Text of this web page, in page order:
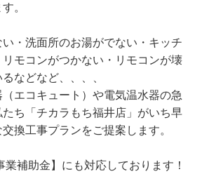
。
・洗面所のお湯がでない・キッチ
モコンがつかない・リモコンが壊
などなど、、、、
エコキュート）や電気温水器の急
ち「チカラもち福井店」がいち早
換工事プランをご提案します。
業補助金】にも対応しております！